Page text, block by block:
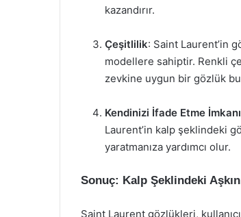
kazandırır.
Çeşitlilik: Saint Laurent’in
modellere sahiptir. Renkli
zevkine uygun bir gözlük
Kendinizi İfade Etme İmkanı
Laurent’in kalp şeklindeki
yaratmanıza yardımcı olur.
Sonuç: Kalp Şeklindeki
Saint Laurent gözlükleri,